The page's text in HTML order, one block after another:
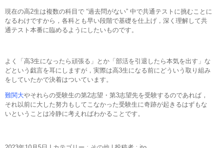
現在の高2生は複数の科目で “過去問がない” 中で共通テストに挑むことに
なるわけですから，各科とも早い段階で基礎を仕上げ，深く理解して共
通テスト本番に臨めるようにしたいものです。
よく「高3生になったら頑張る」とか「部活を引退したら本気を出す」な
どという戯言を耳にしますが，実際は高3生になる前にどういう取り組み
をしていたかで決着はついています。
難関大やそれらの受験生の第2志望・第3志望先を受験するのであれば，
それ以前に大した努力もしてこなかった受験生に奇跡が起きるはずもな
いということは冷静に考えればわかることです。